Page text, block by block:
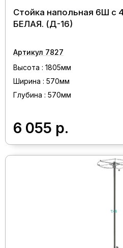
Стойка напольная 6Ш с
БЕЛАЯ. (Д-16)
Артикул 7827
Высота : 1805мм
Ширина : 570мм
Глубина : 570мм
6 055 р.